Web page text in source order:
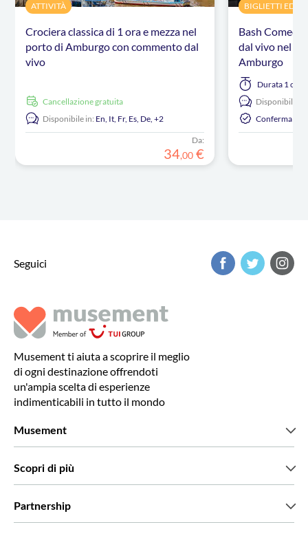
ATTIVITÀ
Crociera classica di 1 ora e mezza nel
porto di Amburgo con commento dal
vivo
Cancellazione gratuita
Disponibile in: En, It, Fr, Es, De,+2
Da:
34,00 €
BIGLIETTI ED
Bash
dal vivo nel
Amburgo
Durata 1 ora
Disponibile in:
Conferma
Seguici
Musement ti aiuta a scoprire il meglio
di ogni destinazione offrendoti
un'ampia scelta di esperienze
indimenticabili in tutto il mondo
Musement
Scopri di più
Partnership